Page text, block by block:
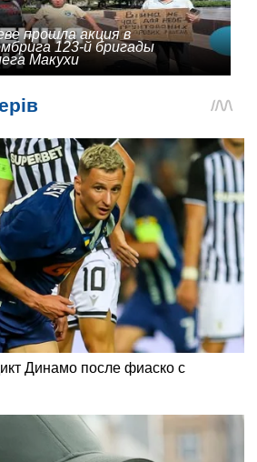
прошла акция в
123-й бригады
Макухи